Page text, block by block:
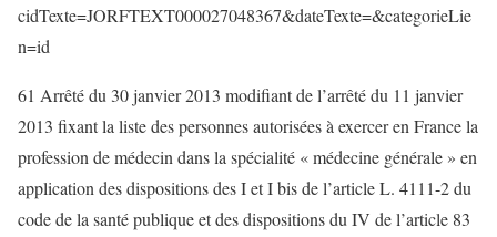
cidTexte=JORFTEXT000027048367&dateTexte=&categorieLie
n=id
61 Arrêté du 30 janvier 2013 modifiant de l’arrêté du 11 janvier
2013 fixant la liste des personnes autorisées à exercer en France la
profession de médecin dans la spécialité « médecine générale » en
application des dispositions des I et I bis de l’article L. 4111-2 du
code de la santé publique et des dispositions du IV de l’article 83